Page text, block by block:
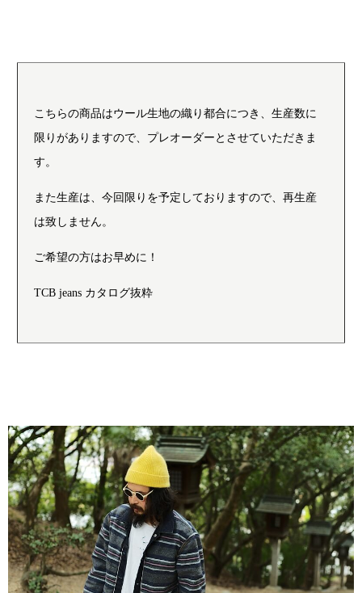
こちらの商品はウール生地の織り都合につき、生産数に
限りがありますので、プレオーダーとさせていただきま
す。
また生産は、今回限りを予定しておりますので、再生産
は致しません。
ご希望の方はお早めに！
TCB jeans カタログ抜粋